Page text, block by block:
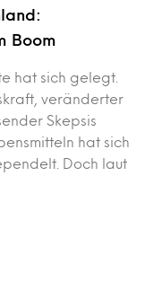
Boom
hat sich gelegt.
veränderter
Skepsis
hat sich
Doch laut